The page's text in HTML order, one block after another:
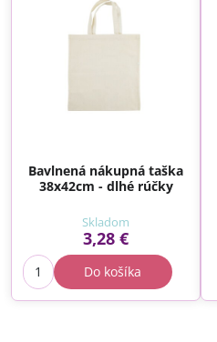
Bavlnená nákupná taška
38x42cm - dlhé rúčky
Skladom
3,28 €
Do košíka